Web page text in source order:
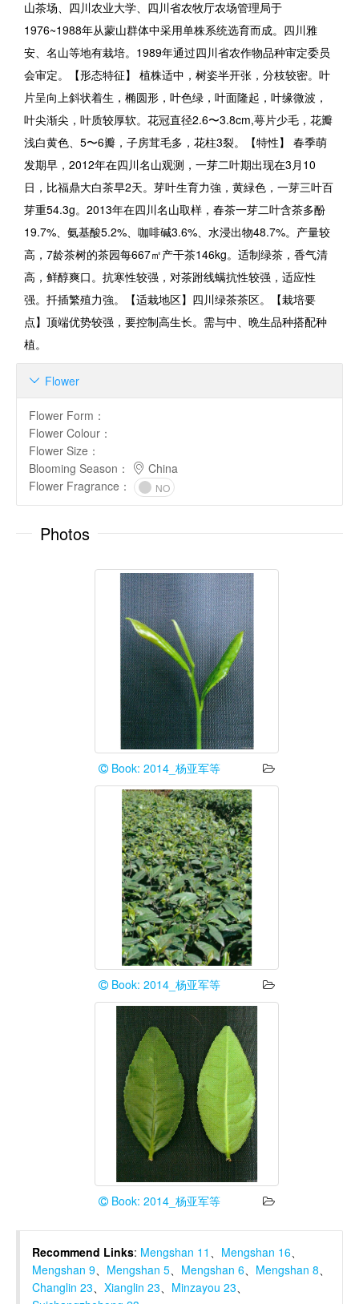
山茶场、四川农业大学、四川省农牧厅农场管理局于
1976~1988年从蒙山群体中采用单株系统选育而成。四川雅
安、名山等地有栽培。1989年通过四川省农作物品种审定委员
会审定。【形态特征】 植株适中，树姿半开张，分枝较密。叶
片呈向上斜状着生，椭圆形，叶色绿，叶面隆起，叶缘微波，
叶尖渐尖，叶质较厚软。花冠直径2.6〜3.8cm,萼片少毛，花瓣
浅白黄色、5〜6瓣，子房茸毛多，花柱3裂。【特性】 春季萌
发期早，2012年在四川名山观测，一芽二叶期出现在3月10
日，比福鼎大白茶早2天。芽叶生育力強，黄緑色，一芽三叶百
芽重54.3g。2013年在四川名山取样，春茶一芽二叶含茶多酚
19.7%、氨基酸5.2%、咖啡碱3.6%、水浸出物48.7%。产量较
高，7龄茶树的茶园每667㎡产干茶146kg。适制绿茶，香气清
高，鲜醇爽口。抗寒性较强，对茶跗线螨抗性较强，适应性
强。扦插繁殖力強。【适栽地区】四川绿茶茶区。【栽培要
点】顶端优势较强，要控制高生长。需与中、晩生品种搭配种
植。
Flower

Flower Form ：
Flower Colour ：
Flower Size ：
Blooming Season ：
China
Flower Fragrance ： NO
Photos
Book: 2014_杨亚军等
Book: 2014_杨亚军等
Book: 2014_杨亚军等
Recommend Links: Mengshan 11 、 Mengshan 16、
Mengshan 9、 Mengshan 5、 Mengshan 6、 Mengshan 8、
Changlin 23、 Xianglin 23、 Minzayou 23、